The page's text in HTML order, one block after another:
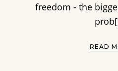
freedom - the
READ